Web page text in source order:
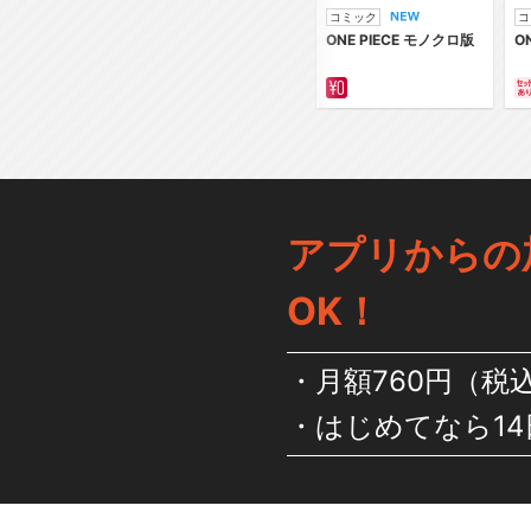
コミック
ONE PIECE モノクロ版
アプリから
OK！
月額760円（税
はじめてなら14